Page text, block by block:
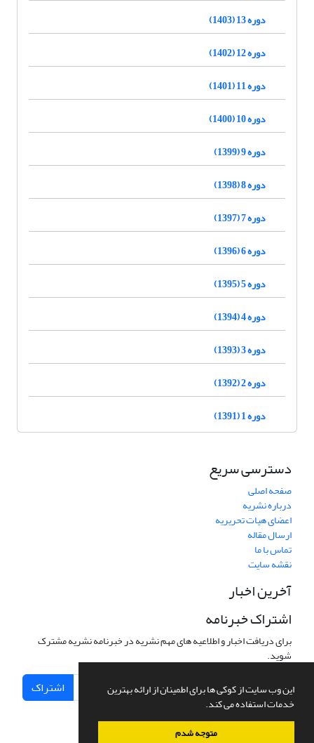
این وب سایت از کوکی ها برای اطمینان از ارائه بهترین
خدمات استفاده می کند.
متوجه شدم
دوره 13 (1403)
دوره 12 (1402)
دوره 11 (1401)
دوره 10 (1400)
دوره 9 (1399)
دوره 8 (1398)
دوره 7 (1397)
دوره 6 (1396)
دوره 5 (1395)
دوره 4 (1394)
دوره 3 (1393)
دوره 2 (1392)
دوره 1 (1391)
دسترسی سریع
صفحه اصلی
درباره نشریه
اعضای هیات تحریریه
ارسال مقاله
تماس با ما
نقشه سایت
آخرین اخبار
اشتراک خبرنامه
برای دریافت اخبار و اطلاعیه های مهم نشریه در خبرنامه نشریه مشترک
شوید.
اشتراک